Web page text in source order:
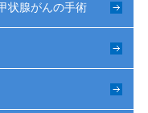
状腺がんの手術